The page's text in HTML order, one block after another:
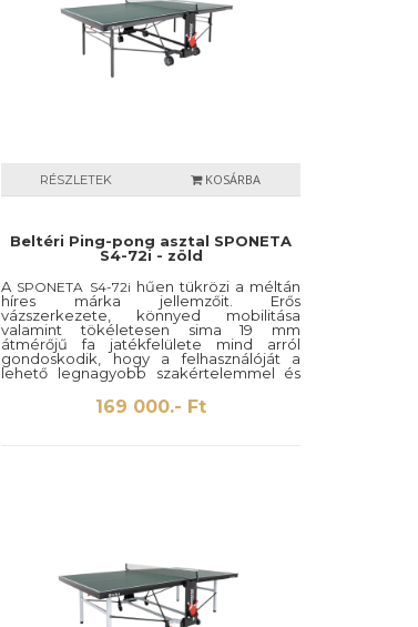
RÉSZLETEK KOSÁRBA
Beltéri Ping-pong asztal SPONETA
S4-72i - zöld
A SPONETA S4-72i hűen tükrözi a méltán
híres márka jellemzőit. Erős
vázszerkezete, könnyed mobilitása
valamint tökéletesen sima 19 mm
átmérőjű fa jatékfelülete mind arról
gondoskodik, hogy a felhasználóját a
lehető legnagyobb szakértelemmel és
kényelemmel lássa el. A kényelmet az
ütő és a labdatartó is fokozza.
169 000.- Ft